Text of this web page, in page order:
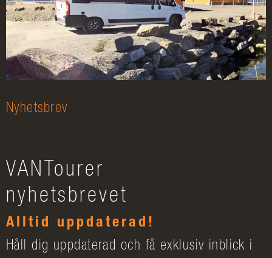
Nyhetsbrev
VANTourer
nyhetsbrevet
Alltid uppdaterad!
Håll dig uppdaterad och få exklusiv inblick i